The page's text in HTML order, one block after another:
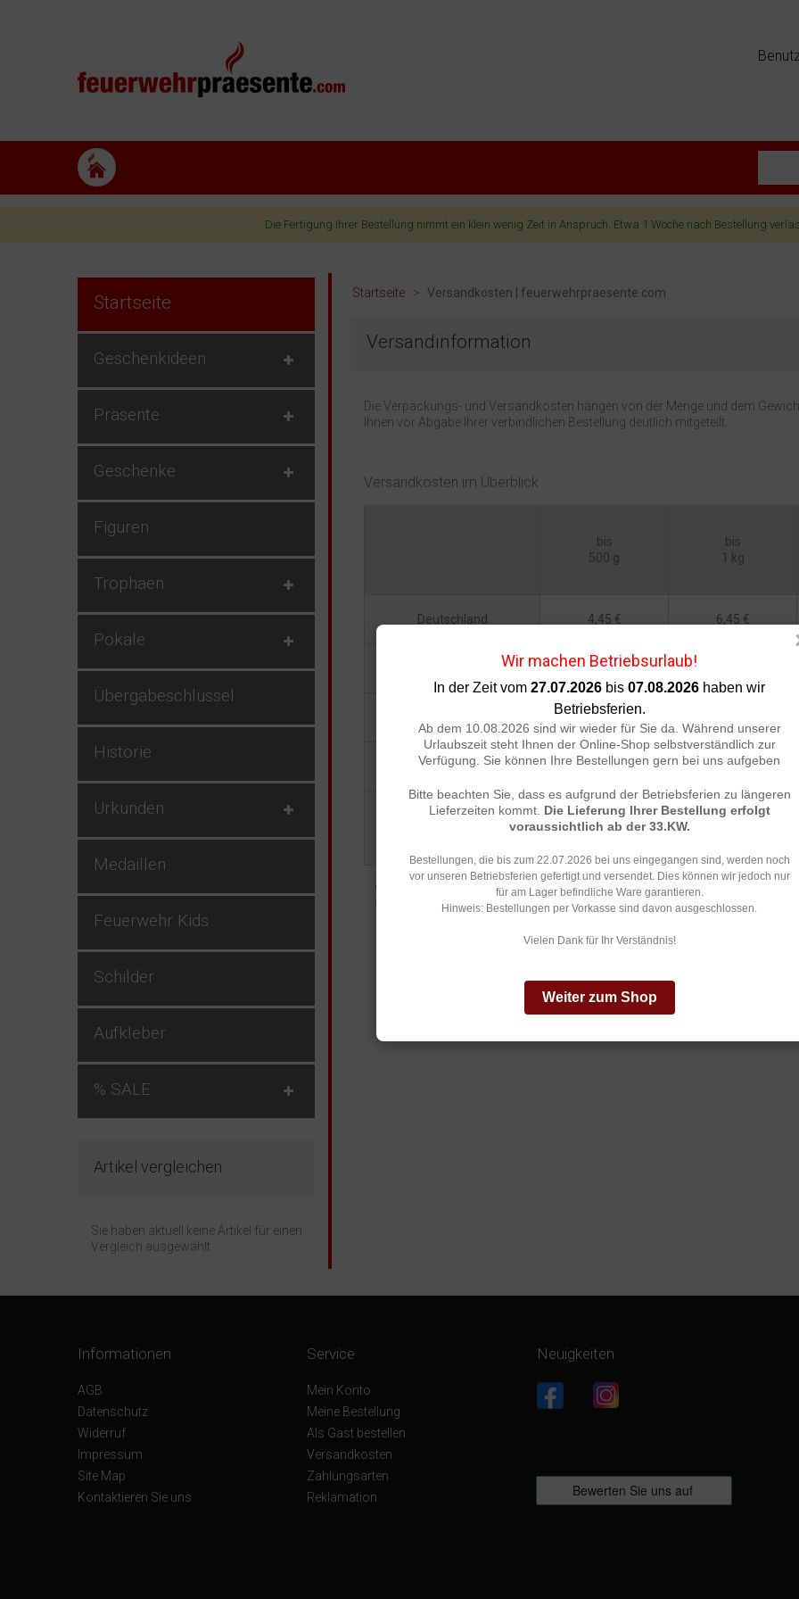
Wir machen Betriebsurlaub!
In der Zeit vom 27.07.2026 bis 07.08.2026 haben wir
Betriebsferien.
Ab dem 10.08.2026 sind wir wieder für Sie da. Während unserer
Urlaubszeit steht Ihnen der Online-Shop selbstverständlich zur
Verfügung. Sie können Ihre Bestellungen gern bei uns aufgeben
Bitte beachten Sie, dass es aufgrund der Betriebsferien zu längeren
Lieferzeiten kommt. Die Lieferung Ihrer Bestellung erfolgt
voraussichtlich ab der 33.KW.
Bestellungen, die bis zum 22.07.2026 bei uns eingegangen sind, werden noch
vor unseren Betriebsferien gefertigt und versendet. Dies können wir jedoch nur
für am Lager befindliche Ware garantieren.
Hinweis: Bestellungen per Vorkasse sind davon ausgeschlossen.
Vielen Dank für Ihr Verständnis!
Weiter zum Shop
Die Fertigung Ihrer Bestellung nimmt ein klein wenig Zeit in Anspruch. Etwa 1 Woche nach Bestellung
Startseite > Versandkosten | feuerwehrpraesente.com
Versandinformation
Die Verpackungs- und Versandkosten hängen von der Menge und dem
Ihnen vor Abgabe Ihrer verbindlichen Bestellung deutlich mitgeteilt.
Versandkosten im Überblick
bis
500 g
bis
1 kg
Deutschland 4,45 € 6,45 €
Östereich, Niederlande,
17,90 €
Schweiz 26,50 €
Express-
(1) keine Inselzustellung
(2) zzgl. Zollgebühren
Startseite
Geschenkideen
Präsente
Geschenke
Figuren
Trophäen
Pokale
Übergabeschlüssel
Historie
Urkunden
Medaillen
Feuerwehr Kids
Schilder
Aufkleber
% SALE
Artikel vergleichen
Sie haben aktuell keine Artikel für einen
Vergleich ausgewählt.
Informationen
AGB
Datenschutz
Widerruf
Impressum
Site Map
Kontaktieren Sie uns
Service
Mein Konto
Meine Bestellung
Als Gast bestellen
Versandkosten
Zahlungsarten
Reklamation
Neuigkeiten